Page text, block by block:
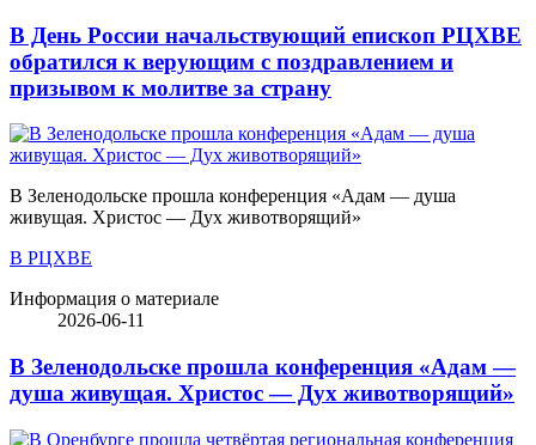
В День России начальствующий епископ РЦХВЕ
обратился к верующим с поздравлением и
призывом к молитве за страну
В Зеленодольске прошла конференция «Адам — душа
живущая. Христос — Дух животворящий»
В РЦХВЕ
Информация о материале
2026-06-11
В Зеленодольске прошла конференция «Адам —
душа живущая. Христос — Дух животворящий»